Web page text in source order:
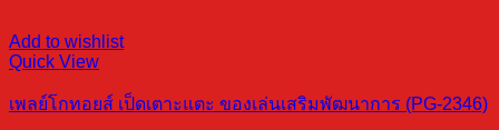
Add to wishlist
Quick View
เพลย์โกทอยส์ เป็ดเตาะแตะ ของเล่นเสริมพัฒนาการ (PG-2346)